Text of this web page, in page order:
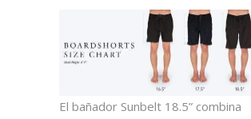
El bañador Sunbelt 18.5” combina